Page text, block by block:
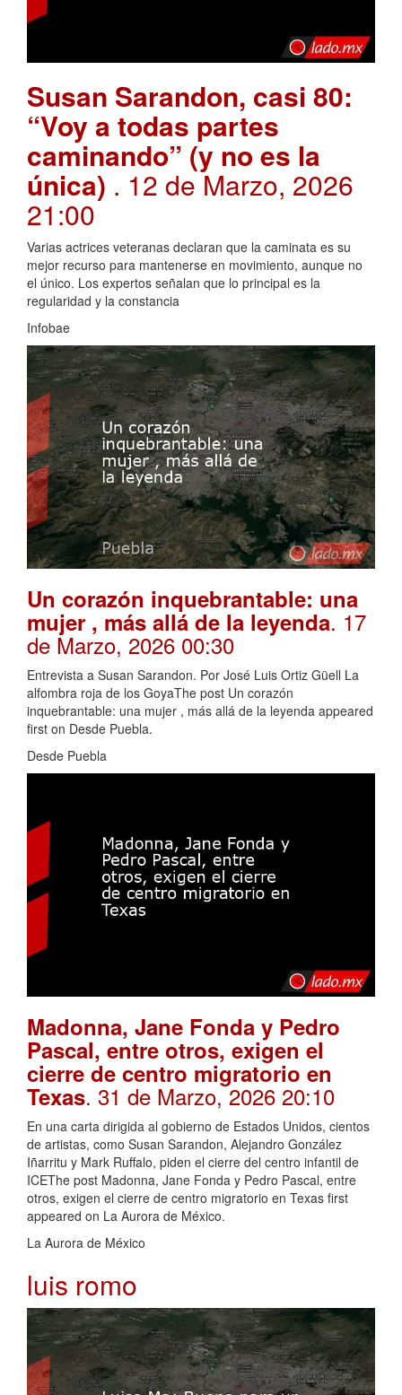
Susan Sarandon, casi 80:
“Voy a todas partes
caminando” (y no es la
única) . 12 de Marzo, 2026
21:00
Varias actrices veteranas declaran que la caminata es su
mejor recurso para mantenerse en movimiento, aunque no
el único. Los expertos señalan que lo principal es la
regularidad y la constancia
Infobae
Un corazón inquebrantable: una
mujer , más allá de la leyenda. 17
de Marzo, 2026 00:30
Entrevista a Susan Sarandon. Por José Luis Ortiz Güell La
alfombra roja de los GoyaThe post Un corazón
inquebrantable: una mujer , más allá de la leyenda appeared
first on Desde Puebla.
Desde Puebla
Madonna, Jane Fonda y Pedro
Pascal, entre otros, exigen el
cierre de centro migratorio en
Texas. 31 de Marzo, 2026 20:10
En una carta dirigida al gobierno de Estados Unidos, cientos
de artistas, como Susan Sarandon, Alejandro González
Iñarritu y Mark Ruffalo, piden el cierre del centro infantil de
ICEThe post Madonna, Jane Fonda y Pedro Pascal, entre
otros, exigen el cierre de centro migratorio en Texas first
appeared on La Aurora de México.
La Aurora de México
luis romo